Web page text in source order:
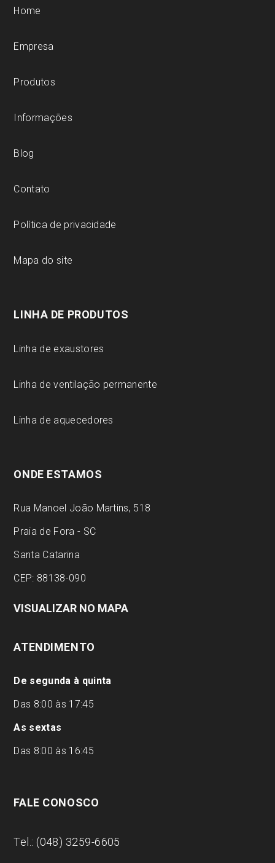
Home
Empresa
Produtos
Informações
Blog
Contato
Política de privacidade
Mapa do site
LINHA DE PRODUTOS
Linha de exaustores
Linha de ventilação permanente
Linha de aquecedores
ONDE ESTAMOS
Rua Manoel João Martins, 518
Praia de Fora - SC
Santa Catarina
CEP: 88138-090
VISUALIZAR NO MAPA
ATENDIMENTO
De segunda à quinta
Das 8:00 às 17:45
As sextas
Das 8:00 às 16:45
FALE CONOSCO
Tel.: (048) 3259-6605